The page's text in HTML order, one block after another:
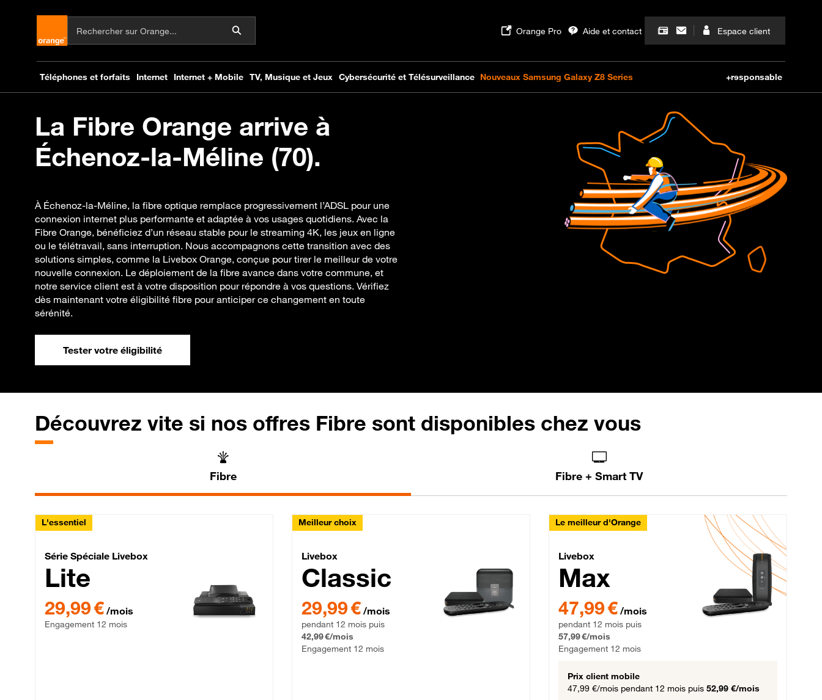
La Fibre Orange arrive à
Échenoz-la-Méline (70).
À Échenoz-la-Méline, la fibre optique remplace progressivement l’ADSL pour une
connexion internet plus performante et adaptée à vos usages quotidiens. Avec la
Fibre Orange, bénéficiez d’un réseau stable pour le streaming 4K, les jeux en ligne
ou le télétravail, sans interruption. Nous accompagnons cette transition avec des
solutions simples, comme la Livebox Orange, conçue pour tirer le meilleur de votre
nouvelle connexion. Le déploiement de la fibre avance dans votre commune, et
notre service client est à votre disposition pour répondre à vos questions. Vérifiez
dès maintenant votre éligibilité fibre pour anticiper ce changement en toute
sérénité.
Tester votre éligibilité
Découvrez vite si nos offres Fibre sont disponibles chez vous
Fibre Fibre + Smart TV
L'essentiel
Série Spéciale Livebox Lite Fibre
Série Spéciale Livebox
Lite
29,99 € par mois , Engagement 12 mois
29,99 € /mois
Engagement 12 mois
Meilleur choix
Livebox Classic Fibre
Livebox
Classic
29,99 € par mois pendant 12 mois puis 42,99 € par mois, Engagement 12 mois
29,99 € /mois
pendant 12 mois puis
42,99 €/mois
Engagement 12 mois
Le meilleur d'Orange
Livebox Max Fibre
Livebox
Max
47,99 € par mois pendant 12 mois puis 57,99 € par mois,
47,99 € /mois
pendant 12 mois puis
57,99 €/mois
Engagement 12 mois
Prix client mobile
47,99 €/mois pendant 12 mois puis 52,99 €/mois